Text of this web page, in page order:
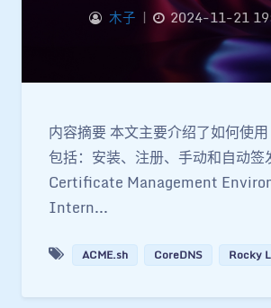
木子 | 2024-11-21
内容摘要 本文主要介绍了如何使
包括：安装、注册、手动和自动
Certificate Management
Intern...
ACME.sh CoreDNS Rocky